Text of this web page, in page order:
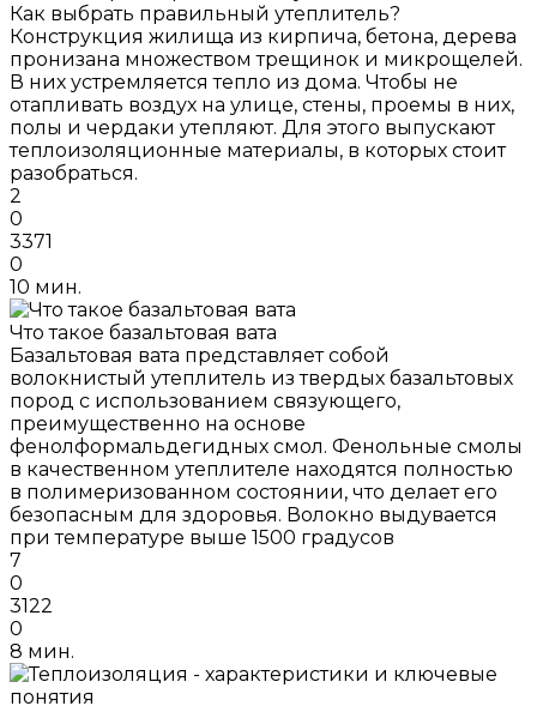
Как выбрать правильный утеплитель?
Конструкция жилища из кирпича, бетона, дерева
пронизана множеством трещинок и микрощелей.
В них устремляется тепло из дома. Чтобы не
отапливать воздух на улице, стены, проемы в них,
полы и чердаки утепляют. Для этого выпускают
теплоизоляционные материалы, в которых стоит
разобраться.
2
0
3371
0
10 мин.
Что такое базальтовая вата
Базальтовая вата представляет собой
волокнистый утеплитель из твердых базальтовых
пород с использованием связующего,
преимущественно на основе
фенолформальдегидных смол. Фенольные смолы
в качественном утеплителе находятся полностью
в полимеризованном состоянии, что делает его
безопасным для здоровья. Волокно выдувается
при температуре выше 1500 градусов
7
0
3122
0
8 мин.